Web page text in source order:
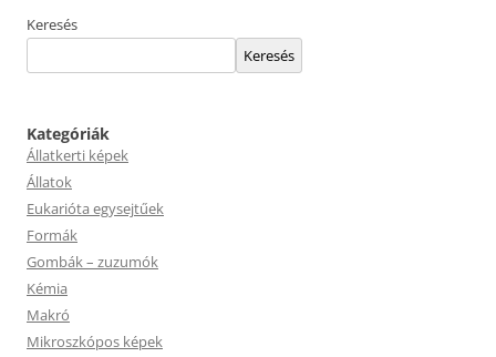
Keresés
Keresés
Kategóriák
Állatkerti képek
Állatok
Eukarióta egysejtűek
Formák
Gombák – zuzumók
Kémia
Makró
Mikroszkópos képek